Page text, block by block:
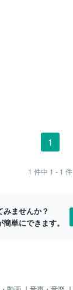
1
1 件中 1 - 1 件
ませんか？
単にできます。